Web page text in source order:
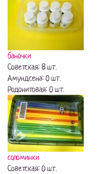
баночки
Советская: 8 шт.
Амундсена: 0 шт.
Родонитовая: 0 шт.
соломинки
Советская: 0 шт.